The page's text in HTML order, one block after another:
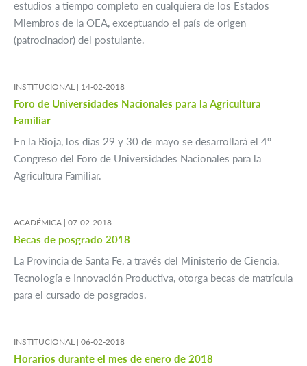
estudios a tiempo completo en cualquiera de los Estados
Miembros de la OEA, exceptuando el país de origen
(patrocinador) del postulante.
INSTITUCIONAL | 14-02-2018
Foro de Universidades Nacionales para la Agricultura
Familiar
En la Rioja, los días 29 y 30 de mayo se desarrollará el 4º
Congreso del Foro de Universidades Nacionales para la
Agricultura Familiar.
ACADÉMICA | 07-02-2018
Becas de posgrado 2018
La Provincia de Santa Fe, a través del Ministerio de Ciencia,
Tecnología e Innovación Productiva, otorga becas de matrícula
para el cursado de posgrados.
INSTITUCIONAL | 06-02-2018
Horarios durante el mes de enero de 2018